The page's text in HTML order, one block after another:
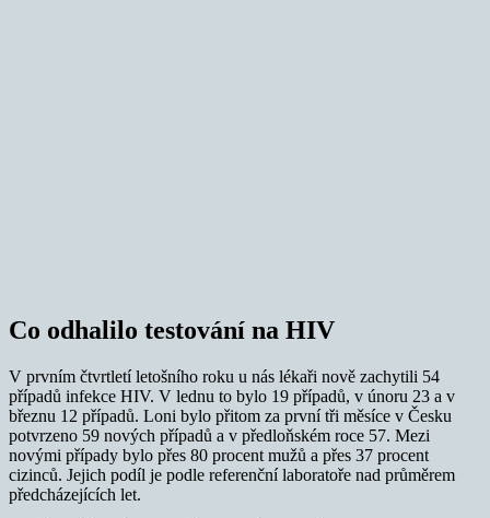
Co odhalilo testování na HIV
V prvním čtvrtletí letošního roku u nás lékaři nově zachytili 54
případů infekce HIV. V lednu to bylo 19 případů, v únoru 23 a v
březnu 12 případů. Loni bylo přitom za první tři měsíce v Česku
potvrzeno 59 nových případů a v předloňském roce 57. Mezi
novými případy bylo přes 80 procent mužů a přes 37 procent
cizinců. Jejich podíl je podle referenční laboratoře nad průměrem
předcházejících let.